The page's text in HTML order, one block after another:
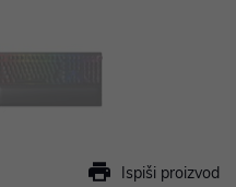
Ispiši proizvod